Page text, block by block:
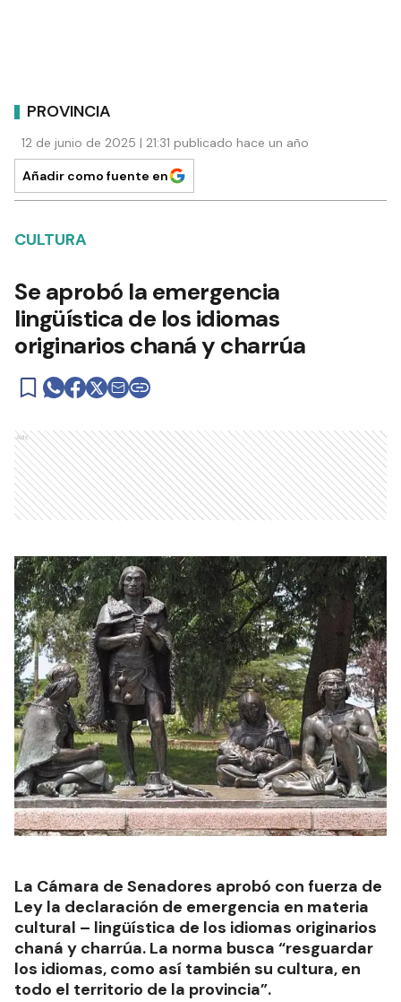
PROVINCIA
12 de junio de 2025 | 21:31 publicado hace un año
Añadir como fuente en
CULTURA
Se aprobó la emergencia
lingüística de los idiomas
originarios chaná y charrúa
Ads
La Cámara de Senadores aprobó con fuerza de
Ley la declaración de emergencia en materia
cultural – lingüística de los idiomas originarios
chaná y charrúa. La norma busca “resguardar
los idiomas, como así también su cultura, en
todo el territorio de la provincia”.